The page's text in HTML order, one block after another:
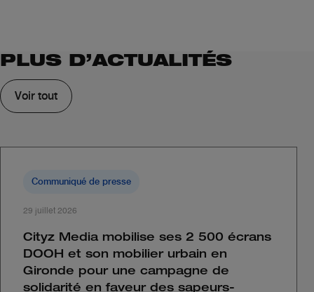
PLUS D’ACTUALITÉS
Voir tout
Communiqué de presse
29 juillet 2026
Cityz Media mobilise ses 2 500 écrans
DOOH et son mobilier urbain en
Gironde pour une campagne de
solidarité en faveur des sapeurs-